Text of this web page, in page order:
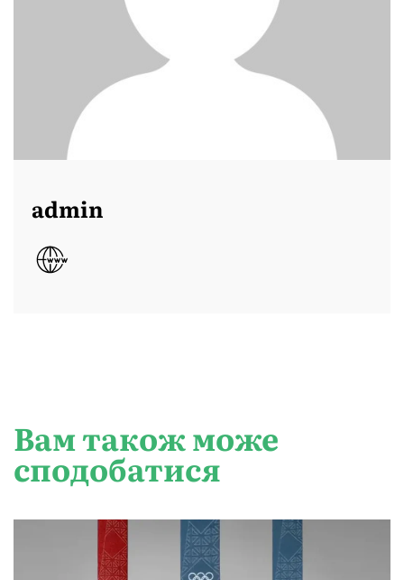
admin
Вам також може
сподобатися